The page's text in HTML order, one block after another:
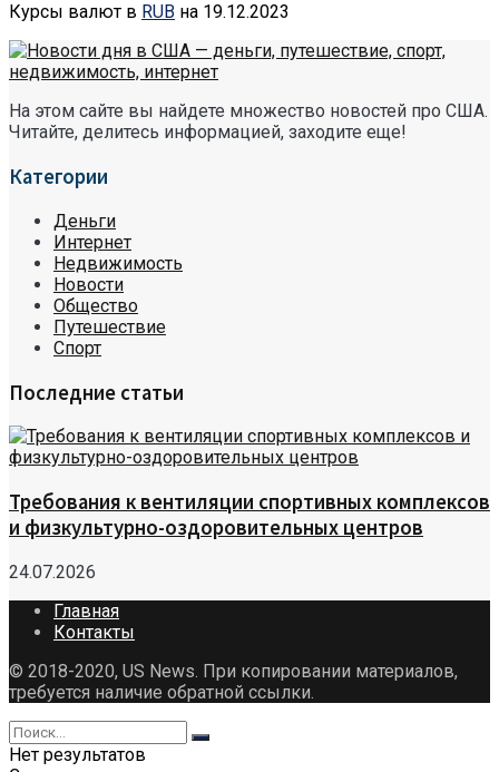
Курсы валют в RUB на 19.12.2023
На этом сайте вы найдете множество новостей про США.
Читайте, делитесь информацией, заходите еще!
Категории
Деньги
Интернет
Недвижимость
Новости
Общество
Путешествие
Спорт
Последние статьи
Требования к вентиляции спортивных комплексов
и физкультурно-оздоровительных центров
24.07.2026
Главная
Контакты
© 2018-2020, US News. При копировании материалов,
требуется наличие обратной ссылки.
Нет результатов